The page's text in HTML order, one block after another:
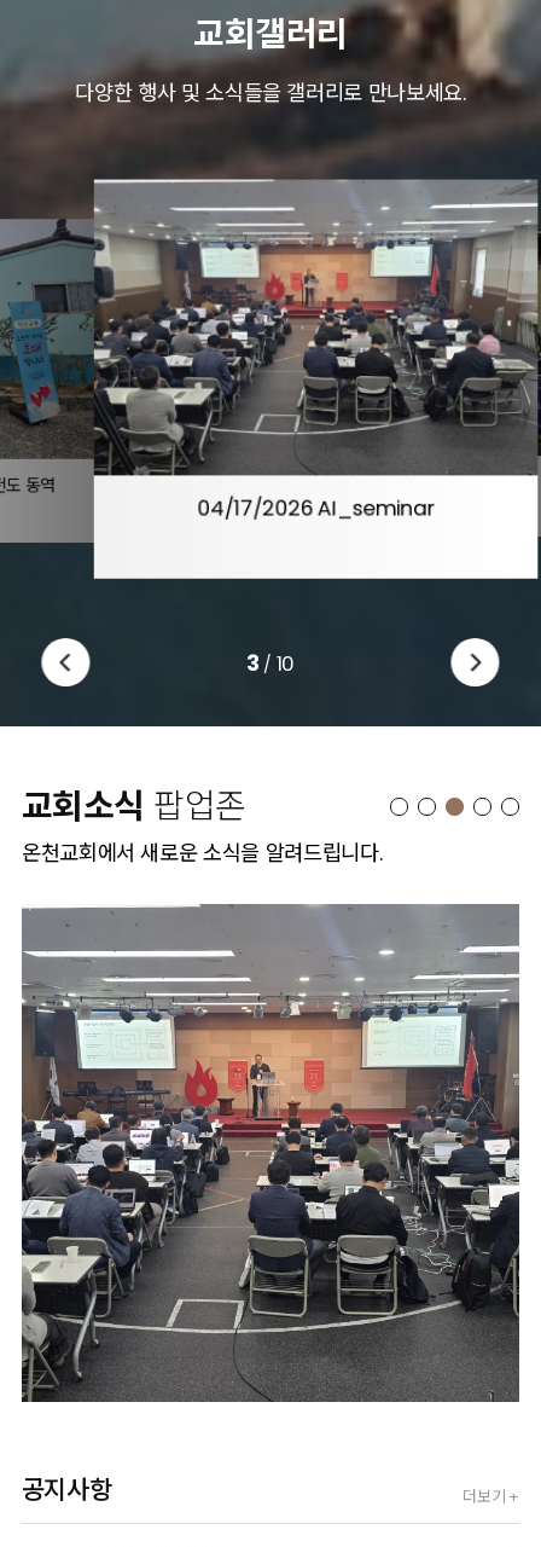
교회갤러리
다양한 행사 및 소식들을 갤러리로 만나보세요.
04/17/2026 AI_seminar
3 / 10
교회소식 팝업존
온천교회에서 새로운 소식을 알려드립니다.
공지사항 더보기 +